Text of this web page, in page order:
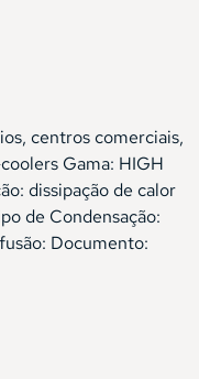
centros comerciais,
Gama: HIGH
dissipação de calor
de Condensação:
Documento: